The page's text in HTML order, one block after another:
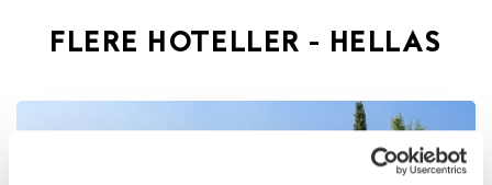
FLERE HOTELLER - HELLAS